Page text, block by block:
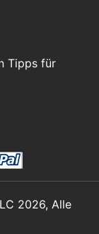
Tipps für
2026, Alle